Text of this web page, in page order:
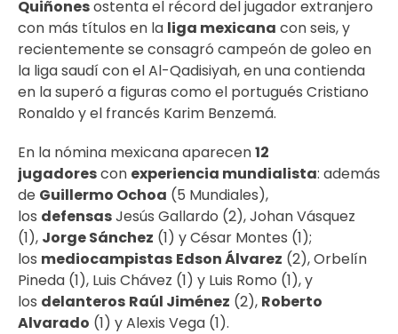
Quiñonesostenta el récord del jugador extranjero
con más títulos en la liga mexicana con seis, y
recientemente se consagró campeón de goleo en
la liga saudí con el Al-Qadisiyah, en una contienda
en la superó a figuras como el portugués Cristiano
Ronaldo y el francés Karim Benzemá.
En la nómina mexicana aparecen12
jugadorescon experiencia mundialista: además
de Guillermo Ochoa (5 Mundiales),
los defensasJesús Gallardo (2), Johan Vásquez
(1), Jorge Sánchez (1) y César Montes (1);
los mediocampistas Edson Álvarez (2), Orbelín
Pineda (1), Luis Chávez (1) y Luis Romo (1), y
los delanteros Raúl Jiménez (2), Roberto
Alvarado (1) y Alexis Vega (1).